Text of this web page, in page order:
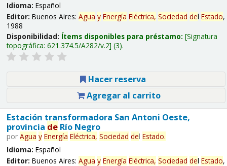
Idioma: Español
Editor: Buenos Aires: Agua y Energía Eléctrica, Sociedad del Estado,
1988
Disponibilidad: Ítems disponibles para préstamo: Signatura
topográfica: 621.374.5/A282/v.2 (3).
Hacer reserva
Agregar al carrito
Estación transformadora San Antoni Oeste,
provincia deRío Negro
por Agua y Energía Eléctrica, Sociedad del Estado.
Idioma: Español
Editor: Buenos Aires: Agua y Energía Eléctrica, Sociedad del Estado,